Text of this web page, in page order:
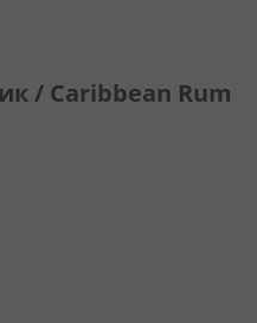
/ Caribbean Rum